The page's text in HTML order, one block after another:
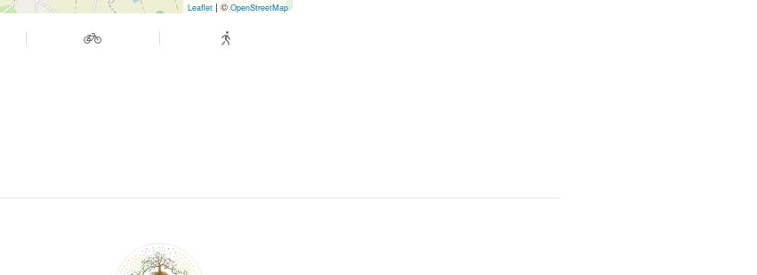
Leaflet | © OpenStreetMap